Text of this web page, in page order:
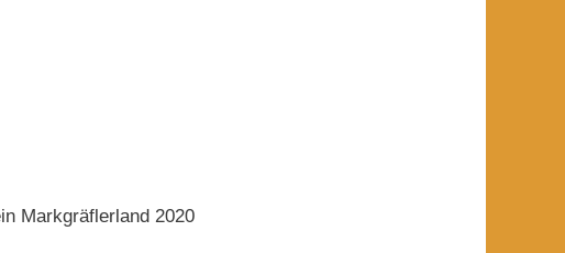
Markgräflerland 2020